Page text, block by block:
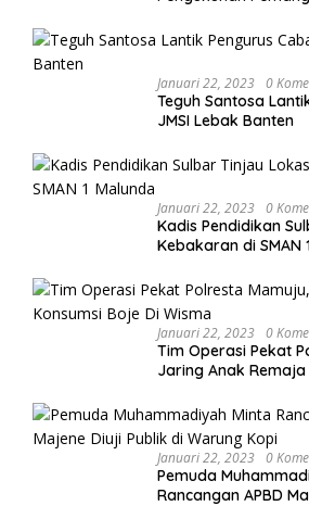
Januari 22, 2023 0
Teguh Santosa
JMSI Lebak Banten
Januari 22, 2023 0
Kadis Pendidikan
Kebakaran di SMAN
Januari 22, 2023 0
Tim Operasi Pekat
Jaring Anak
Januari 22, 2023 0
Pemuda
Rancangan APBD